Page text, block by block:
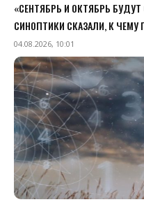
«СЕНТЯБРЬ И ОКТЯБРЬ
СИНОПТИКИ СКАЗАЛИ, К ЧЕМУ
04.08.2026, 10:01